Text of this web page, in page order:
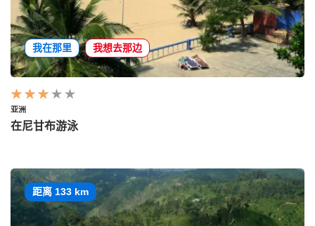
我在那里 我想去那边
亚洲
在尼甘布游泳
距离 133 km